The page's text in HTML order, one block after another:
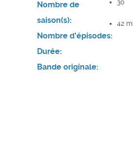
Nombre de
saison(s):
Nombre d'épisodes:
30
Durée:
42
Bande originale: